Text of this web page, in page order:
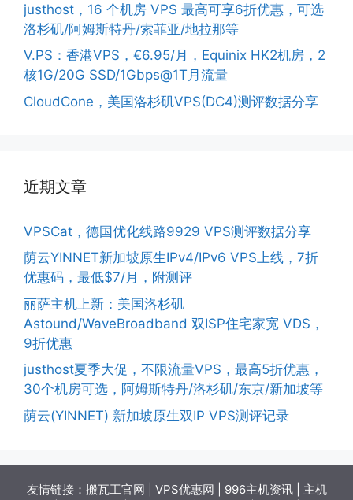
justhost，16 个机房 VPS 最高可享6折优惠，可选
洛杉矶/阿姆斯特丹/索菲亚/地拉那等
V.PS：香港VPS，€6.95/月，Equinix HK2机房，2
核1G/20G SSD/1Gbps@1T月流量
CloudCone，美国洛杉矶VPS(DC4)测评数据分享
近期文章
VPSCat，德国优化线路9929 VPS测评数据分享
荫云YINNET新加坡原生IPv4/IPv6 VPS上线，7折
优惠码，最低$7/月，附测评
丽萨主机上新：美国洛杉矶
Astound/WaveBroadband 双ISP住宅家宽 VDS，
9折优惠
justhost夏季大促，不限流量VPS，最高5折优惠，
30个机房可选，阿姆斯特丹/洛杉矶/东京/新加坡等
荫云(YINNET) 新加坡原生双IP VPS测评记录
友情链接： 搬瓦工官网 VPS优惠网 996主机资讯| 主机